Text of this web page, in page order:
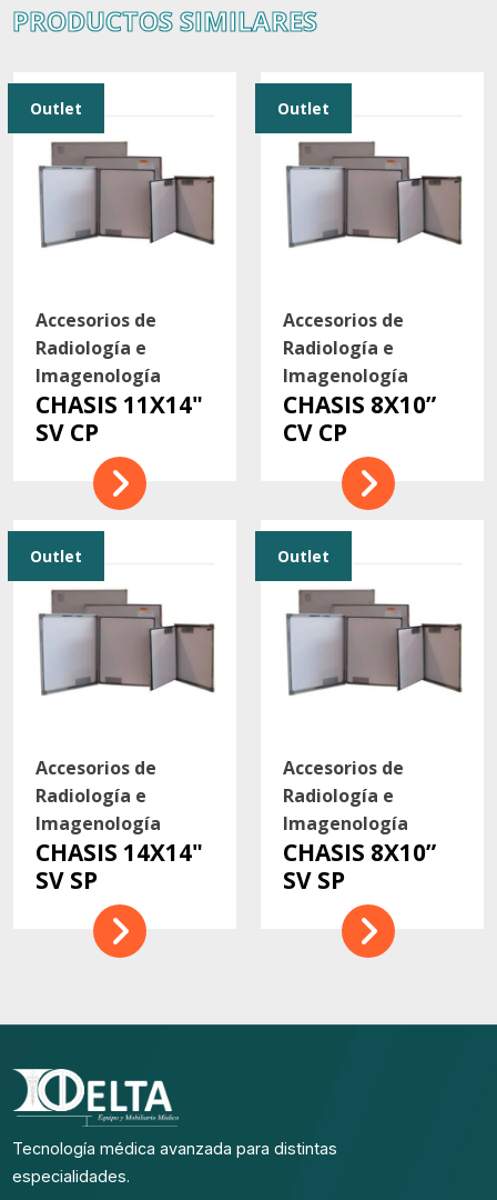
PRODUCTOS SIMILARES
Accesorios de
Radiología e
Imagenología
CHASIS 11X14"
SV CP
Outlet
Accesorios de
Radiología e
Imagenología
CHASIS 8X10”
CV CP
Outlet
Accesorios de
Radiología e
Imagenología
CHASIS 14X14"
SV SP
Outlet
Accesorios de
Radiología e
Imagenología
CHASIS 8X10”
SV SP
Outlet
Tecnología médica avanzada para distintas
especialidades.